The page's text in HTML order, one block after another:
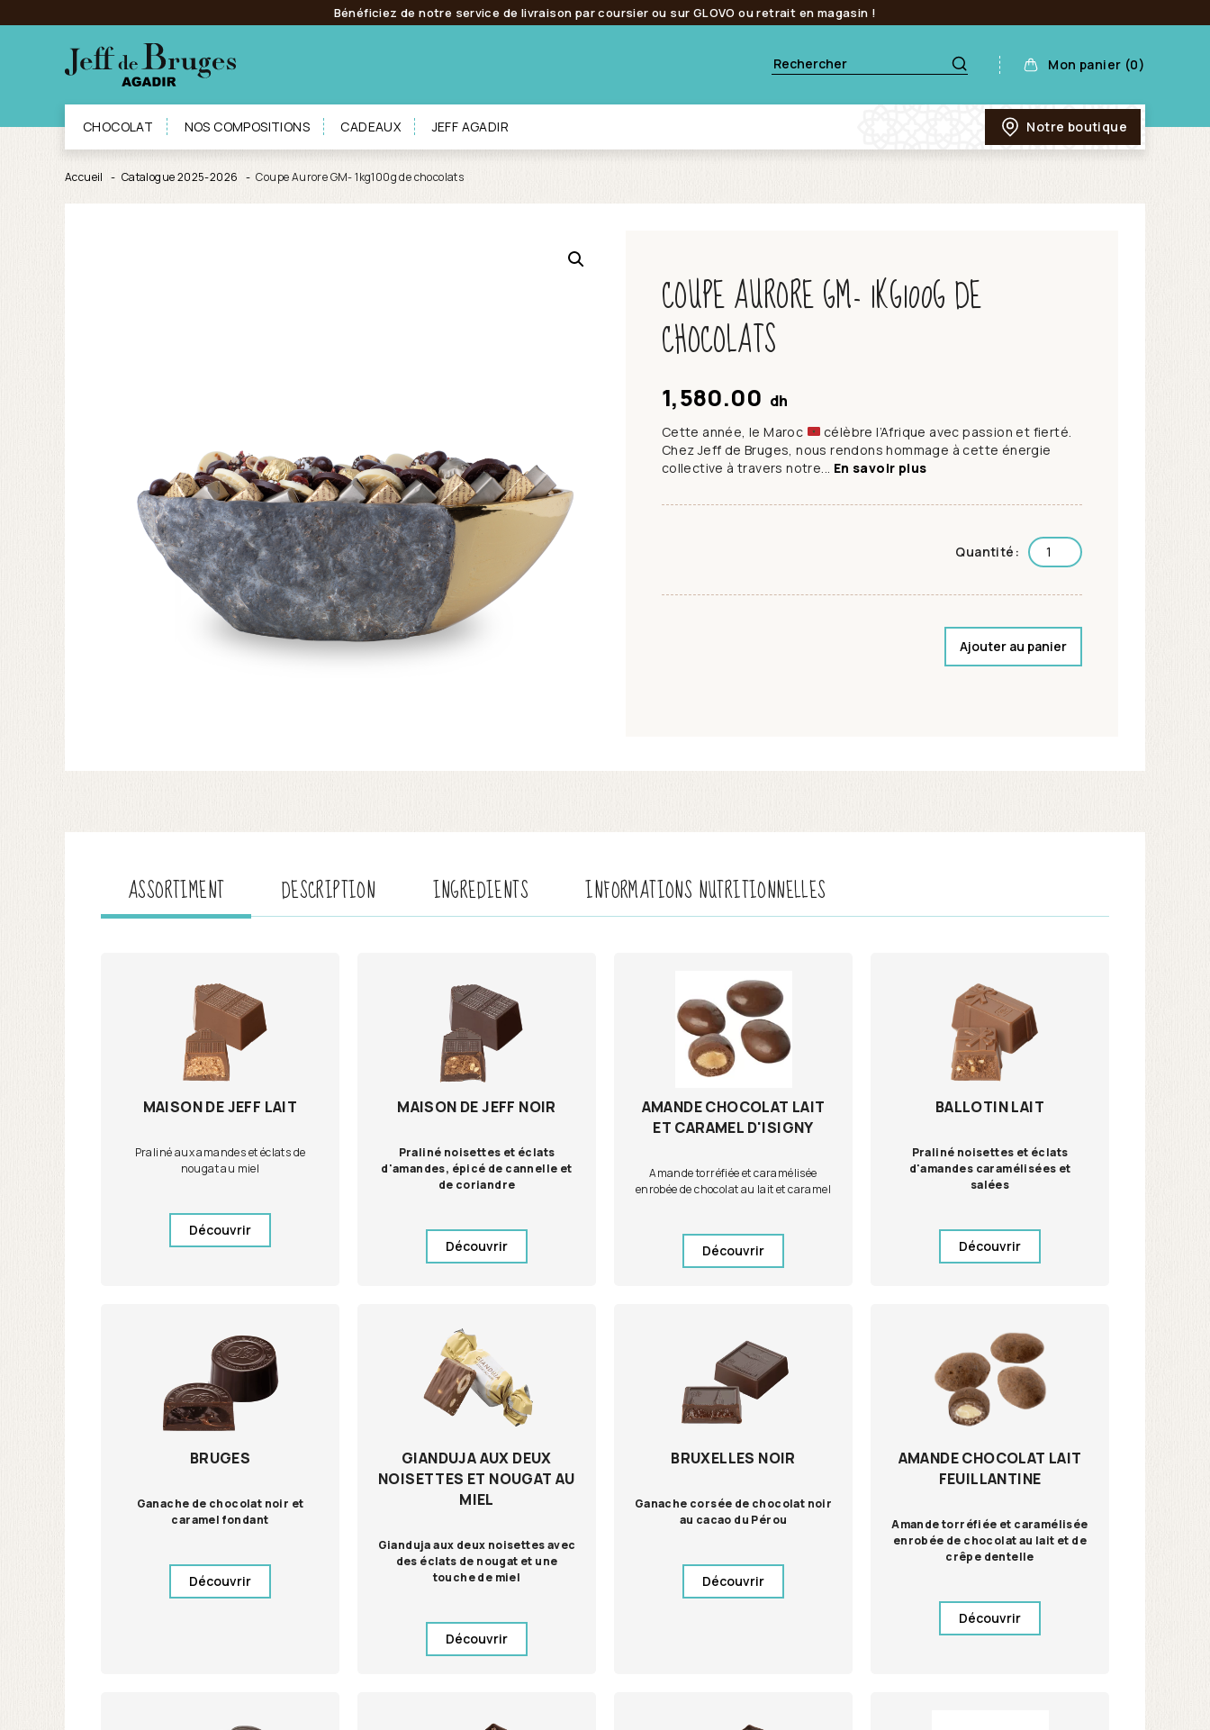
Bénéficiez de notre service de livraison par coursier ou sur GLOVO ou retrait en magasin !
Mon panier (0)
CHOCOLAT NOS COMPOSITIONS CADEAUX JEFF AGADIR Notre boutique
Accueil Catalogue 2025-2026 Coupe Aurore GM- 1kg100g de chocolats
COUPE AURORE GM- 1KG100G DE
CHOCOLATS
1,580.00 dh
Cette année, le Maroc
célèbre l’Afrique avec passion et fierté.
Chez Jeff de Bruges, nous rendons hommage à cette énergie
collective à travers notre... En savoir plus
Quantité:
Ajouter au panier
ASSORTIMENT DESCRIPTION INGREDIENTS INFORMATIONS NUTRITIONNELLES
MAISON DE JEFF LAIT
Praliné aux amandes et éclats de
nougat au miel
Découvrir
MAISON DE JEFF NOIR
Praliné noisettes et éclats
d'amandes, épicé de cannelle et
de coriandre
Découvrir
AMANDE CHOCOLAT LAIT
ET CARAMEL D'ISIGNY
Amande torréfiée et caramélisée
enrobée de chocolat au lait et caramel
Découvrir
BALLOTIN LAIT
Praliné noisettes et éclats
d'amandes caramélisées et
salées
Découvrir
BRUGES
Ganache de chocolat noir et
caramel fondant
Découvrir
GIANDUJA AUX DEUX
NOISETTES ET NOUGAT AU
MIEL
Gianduja aux deux noisettes avec
des éclats de nougat et une
touche de miel
Découvrir
BRUXELLES NOIR
Ganache corsée de chocolat noir
au cacao du Pérou
Découvrir
AMANDE CHOCOLAT LAIT
FEUILLANTINE
Amande torréfiée et caramélisée
enrobée de chocolat au lait et de
crêpe dentelle
Découvrir